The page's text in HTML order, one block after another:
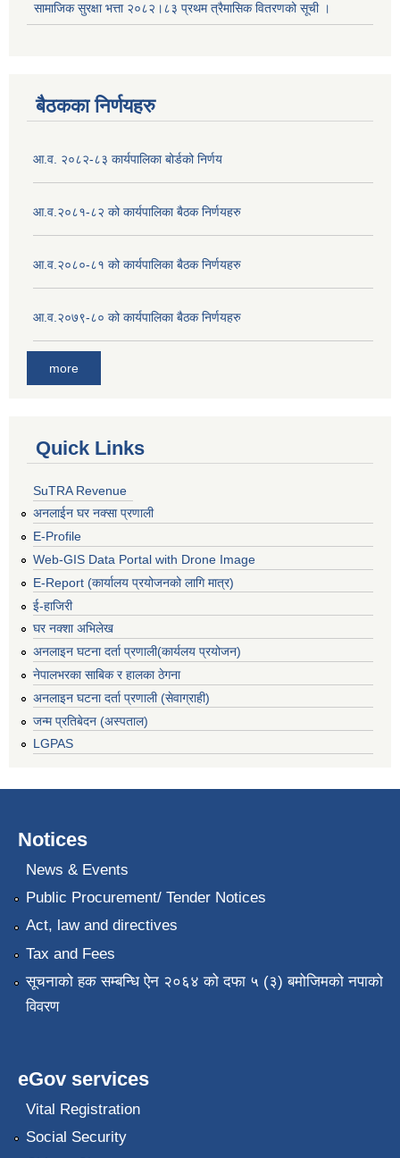
सामाजिक सुरक्षा भत्ता २०८२।८३ प्रथम त्रैमासिक वितरणको सूची ।
बैठकका निर्णयहरु
आ.व. २०८२-८३ कार्यपालिका बोर्डको निर्णय
आ.व.२०८१-८२ को कार्यपालिका बैठक निर्णयहरु
आ.व.२०८०-८१ को कार्यपालिका बैठक निर्णयहरु
आ.व.२०७९-८० को कार्यपालिका बैठक निर्णयहरु
more
Quick Links
SuTRA Revenue
अनलाईन घर नक्सा प्रणाली
E-Profile
Web-GIS Data Portal with Drone Image
E-Report (कार्यालय प्रयोजनको लागि मात्र)
ई-हाजिरी
घर नक्शा अभिलेख
अनलाइन घटना दर्ता प्रणाली(कार्यलय प्रयोजन)
नेपालभरका साबिक र हालका ठेगना
अनलाइन घटना दर्ता प्रणाली (सेवाग्राही)
जन्म प्रतिबेदन (अस्पताल)
LGPAS
Notices
News & Events
Public Procurement/ Tender Notices
Act, law and directives
Tax and Fees
सूचनाको हक सम्बन्धि ऐन २०६४ को दफा ५ (३) बमोजिमको नपाको
विवरण
eGov services
Vital Registration
Social Security